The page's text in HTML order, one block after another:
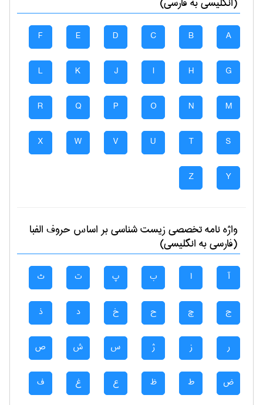
A
B
C
D
E
F
G
H
I
J
K
L
M
N
O
P
Q
R
S
T
U
V
W
X
Y
Z
واژه نامه تخصصیزيست شناسیبر اساس حروف الفبا
(فارسی به انگلیسی)
آ ا ب پ ت ث
ج چ ح خ د ذ
ر ز ژ س ش ص
ض ط ظ ع غ ف